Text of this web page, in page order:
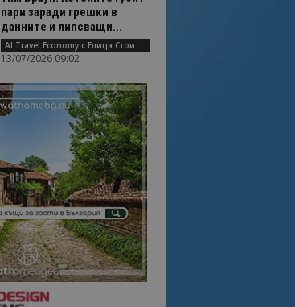
пари заради грешки в
данните и липсващи...
AI Travel Economy с Елица Стоилова
13/07/2026 09:02